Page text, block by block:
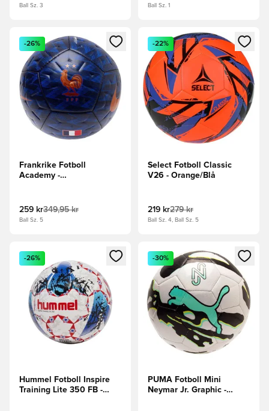
Ball Sz. 3 Ball Sz. 1
Öppnar en Modal för att logga in eller registrera dig som
-26%
Frankrike Fotboll
Academy -
259 kr349,95 kr
Ball Sz. 5
Öppnar en Modal för att
-22%
Select Fotboll Classic
V26 - Orange/Blå
219 kr279 kr
Ball Sz. 4, Ball Sz. 5
Öppnar en Modal för att logga in eller registrera dig som
-26%
Hummel Fotboll Inspire
Training Lite 350 FB -
Öppnar en Modal för att
-30%
PUMA Fotboll Mini
Neymar Jr. Graphic -